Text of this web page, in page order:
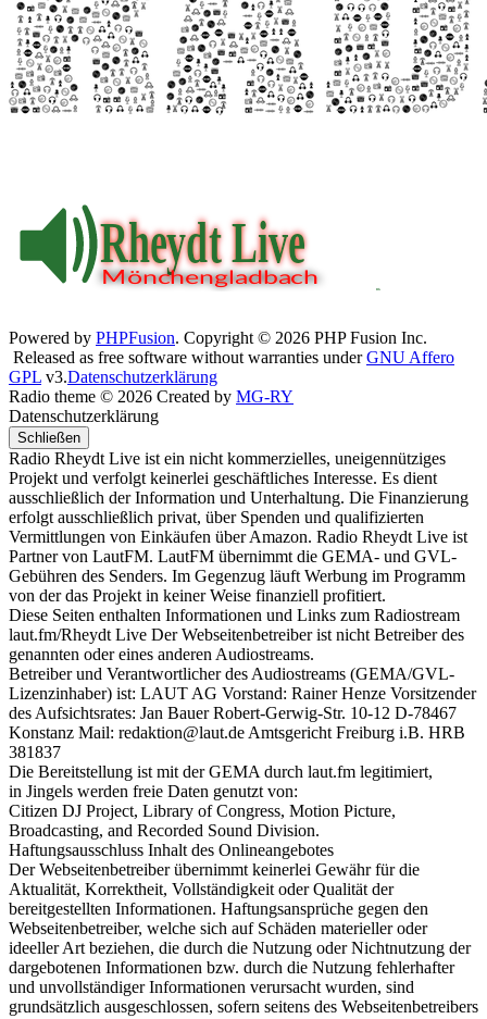
Powered by PHPFusion. Copyright © 2026 PHP Fusion Inc.
Released as free software without warranties underGNU Affero
GPL v3.Datenschutzerklärung
Radio theme © 2026 Created by MG-RY
Datenschutzerklärung
Schließen
Radio Rheydt Live ist ein nicht kommerzielles, uneigennütziges
Projekt und verfolgt keinerlei geschäftliches Interesse. Es dient
ausschließlich der Information und Unterhaltung. Die Finanzierung
erfolgt ausschließlich privat, über Spenden und qualifizierten
Vermittlungen von Einkäufen über Amazon. Radio Rheydt Live ist
Partner von LautFM. LautFM übernimmt die GEMA- und GVL-
Gebühren des Senders. Im Gegenzug läuft Werbung im Programm
von der das Projekt in keiner Weise finanziell profitiert.
Diese Seiten enthalten Informationen und Links zum Radiostream
laut.fm/Rheydt Live Der Webseitenbetreiber ist nicht Betreiber des
genannten oder eines anderen Audiostreams.
Betreiber und Verantwortlicher des Audiostreams (GEMA/GVL-
Lizenzinhaber) ist: LAUT AG Vorstand: Rainer Henze Vorsitzender
des Aufsichtsrates: Jan Bauer Robert-Gerwig-Str. 10-12 D-78467
Konstanz Mail: redaktion@laut.de Amtsgericht Freiburg i.B. HRB
381837
Die Bereitstellung ist mit der GEMA durch laut.fm legitimiert,
in Jingels werden freie Daten genutzt von:
Citizen DJ Project, Library of Congress, Motion Picture,
Broadcasting, and Recorded Sound Division.
Haftungsausschluss Inhalt des Onlineangebotes
Der Webseitenbetreiber übernimmt keinerlei Gewähr für die
Aktualität, Korrektheit, Vollständigkeit oder Qualität der
bereitgestellten Informationen. Haftungsansprüche gegen den
Webseitenbetreiber, welche sich auf Schäden materieller oder
ideeller Art beziehen, die durch die Nutzung oder Nichtnutzung der
dargebotenen Informationen bzw. durch die Nutzung fehlerhafter
und unvollständiger Informationen verursacht wurden, sind
grundsätzlich ausgeschlossen, sofern seitens des Webseitenbetreibers